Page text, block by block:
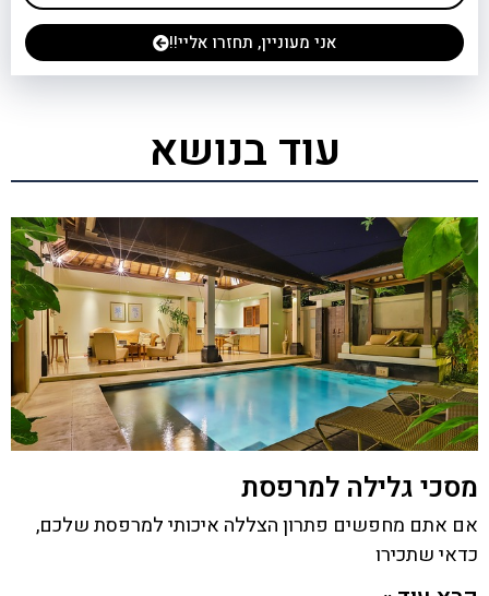
אני מעוניין, תחזרו אליי!!
עוד בנושא
מסכי גלילה למרפסת
אם אתם מחפשים פתרון הצללה איכותי למרפסת שלכם,
כדאי שתכירו